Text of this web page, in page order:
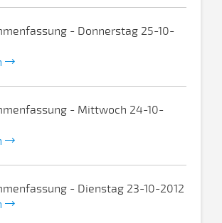
- Donnerstag 25-10-
- Mittwoch 24-10-
- Dienstag 23-10-2012